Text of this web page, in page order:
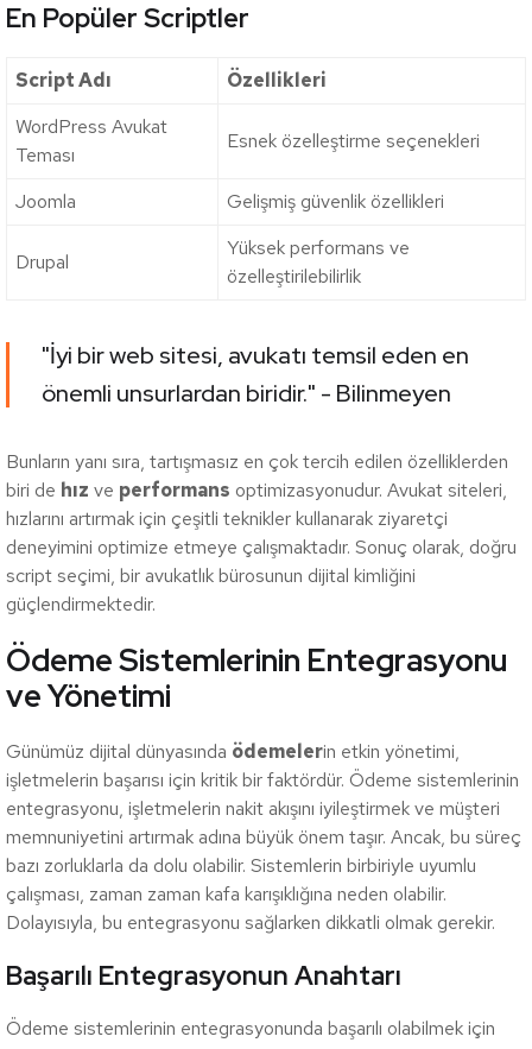
En Popüler Scriptler
Script Adı
Özellikleri
WordPress Avukat
Teması
Esnek özelleştirme seçenekleri
Joomla Gelişmiş güvenlik özellikleri
Drupal
Yüksek performans ve
özelleştirilebilirlik
"İyi bir web sitesi, avukatı temsil eden en
önemli unsurlardan biridir." - Bilinmeyen
Bunların yanı sıra, tartışmasız en çok tercih edilen özelliklerden
biri de hız ve performans optimizasyonudur. Avukat siteleri,
hızlarını artırmak için çeşitli teknikler kullanarak ziyaretçi
deneyimini optimize etmeye çalışmaktadır. Sonuç olarak, doğru
script seçimi, bir avukatlık bürosunun dijital kimliğini
güçlendirmektedir.
Ödeme Sistemlerinin Entegrasyonu
ve Yönetimi
Günümüz dijital dünyasında ödemelerin etkin yönetimi,
işletmelerin başarısı için kritik bir faktördür. Ödeme sistemlerinin
entegrasyonu, işletmelerin nakit akışını iyileştirmek ve müşteri
memnuniyetini artırmak adına büyük önem taşır. Ancak, bu süreç
bazı zorluklarla da dolu olabilir. Sistemlerin birbiriyle uyumlu
çalışması, zaman zaman kafa karışıklığına neden olabilir.
Dolayısıyla, bu entegrasyonu sağlarken dikkatli olmak gerekir.
Başarılı Entegrasyonun Anahtarı
Ödeme sistemlerinin entegrasyonunda başarılı olabilmek için